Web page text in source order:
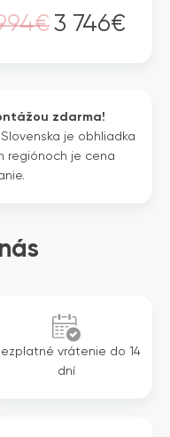
€3 746€
zdarma!
je obhliadka
regiónoch je cena
vrátenie do 14
dní